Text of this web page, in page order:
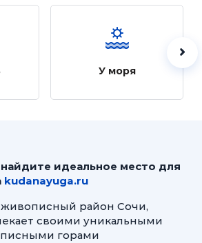
У моря
идеальное место для
kudanayuga.ru
район Сочи,
своими уникальными
горами